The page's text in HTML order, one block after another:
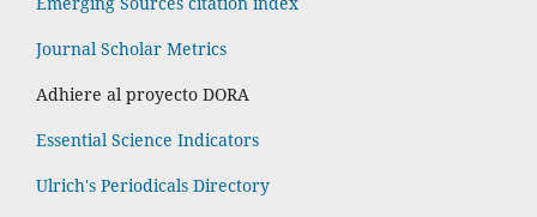
Journal Scholar Metrics
Adhiere al proyecto DORA
Essential Science Indicators
Ulrich's Periodicals Directory